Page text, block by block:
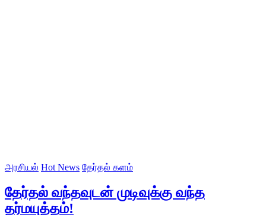
அரசியல் Hot News தேர்தல் களம்
தேர்தல் வந்தவுடன் முடிவுக்கு வந்த
தர்மயுத்தம்!